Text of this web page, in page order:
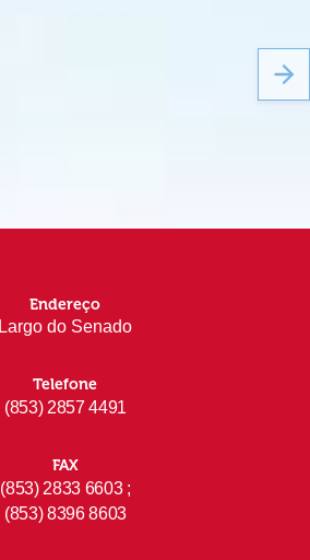
Endereço
Largo do Senado
Telefone
(853) 2857 4491
FAX
(853) 2833 6603 ;
(853) 8396 8603